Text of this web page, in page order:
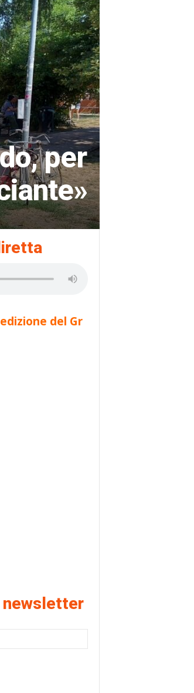
per
del Gr